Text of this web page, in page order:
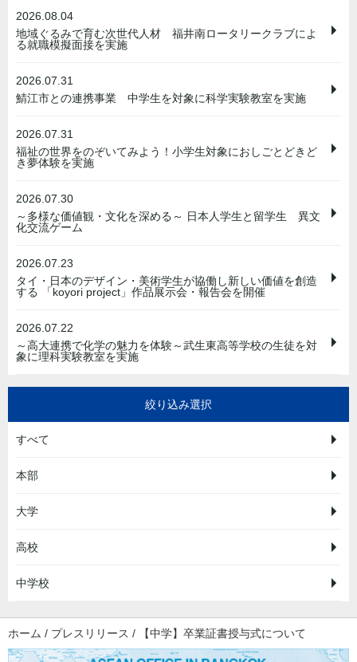
2026.08.04
地域ぐるみで育む次世代人材 福井南ロータリークラブによ
る就職模擬面接を実施
2026.07.31
鯖江市との連携事業 中学生を対象に科学実験教室を実施
2026.07.31
福祉の世界をのぞいてみよう！小学生対象におしごとどきど
き夢体験を実施
2026.07.30
～多様な価値観・文化を深める～ 日本人学生と留学生 異文
化交流ゲーム
2026.07.23
タイ・日本のデザイン・美術学生が協働し新しい価値を創造
する 「koyori project」作品展示会・報告会を開催
2026.07.22
～高大連携で化学の魅力を体験～武生東高等学校の生徒を対
象に理科実験教室を実施
絞り込み選択
すべて
本部
大学
高校
中学校
ホーム / プレスリリース / 【中学】卒業証書授与式について